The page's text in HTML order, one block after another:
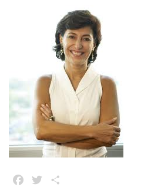
FacebookTwitter